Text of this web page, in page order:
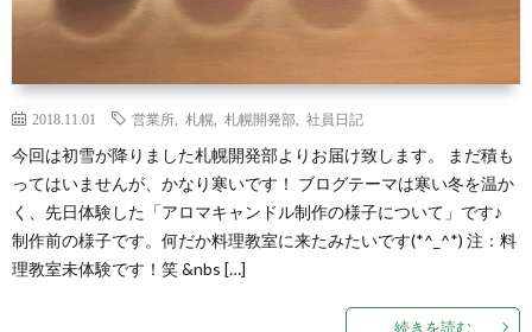
2018.11.01 営業所 札幌 札幌開発部 社員日記
今回は初雪が降りました札幌開発部よりお届け致します。 まだ積も
ってはいませんが、かなり寒いです！ ブログテーマは寒い冬を温か
く、先日体験した「アロマキャンドル制作の様子について」です♪
制作前の様子です。何だか料理教室に来たみたいです(*^_^*) 注：料
理教室未体験です！笑 &nbs […]
続きを読む